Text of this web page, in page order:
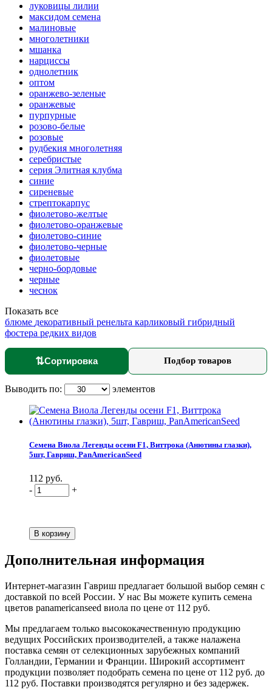
луковицы лилии
максидом семена
малиновые
многолетники
мшанка
нарциссы
однолетник
оптом
оранжево-зеленые
оранжевые
пурпурные
розово-белые
розовые
рудбекия многолетняя
серебристые
серия Элитная клубма
синие
сиреневые
стрептокарпус
фиолетово-желтые
фиолетово-оранжевые
фиолетово-синие
фиолетово-черные
фиолетовые
черно-бордовые
черные
чеснок
Показать все
блюме декоративный ренельта карликовый гибридный
фостера редких видов
⇅Сортировка Подбор товаров
Выводить по: элементов
Семена Виола Легенды осени F1, Виттрока (Анютины глазки),
5шт, Гавриш, PanAmericanSeed
112 руб.
-
+
Дополнительная информация
Интернет-магазин Гавриш предлагает большой выбор семян с
доставкой по всей России. У нас Вы можете купить семена
цветов panamericanseed виола по цене от 112 руб.
Мы предлагаем только высококачественную продукцию
ведущих Российских производителей, а также налажена
поставка семян от селекционных зарубежных компаний
Голландии, Германии и Франции. Широкий ассортимент
продукции позволяет подобрать семена по цене от 112 руб. до
112 руб. Поставки производятся регулярно и без задержек.